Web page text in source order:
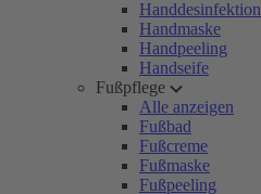
Handdesinfektion
Handmaske
Handpeeling
Handseife
Fußpflege
Alle anzeigen
Fußbad
Fußcreme
Fußmaske
Fußpeeling